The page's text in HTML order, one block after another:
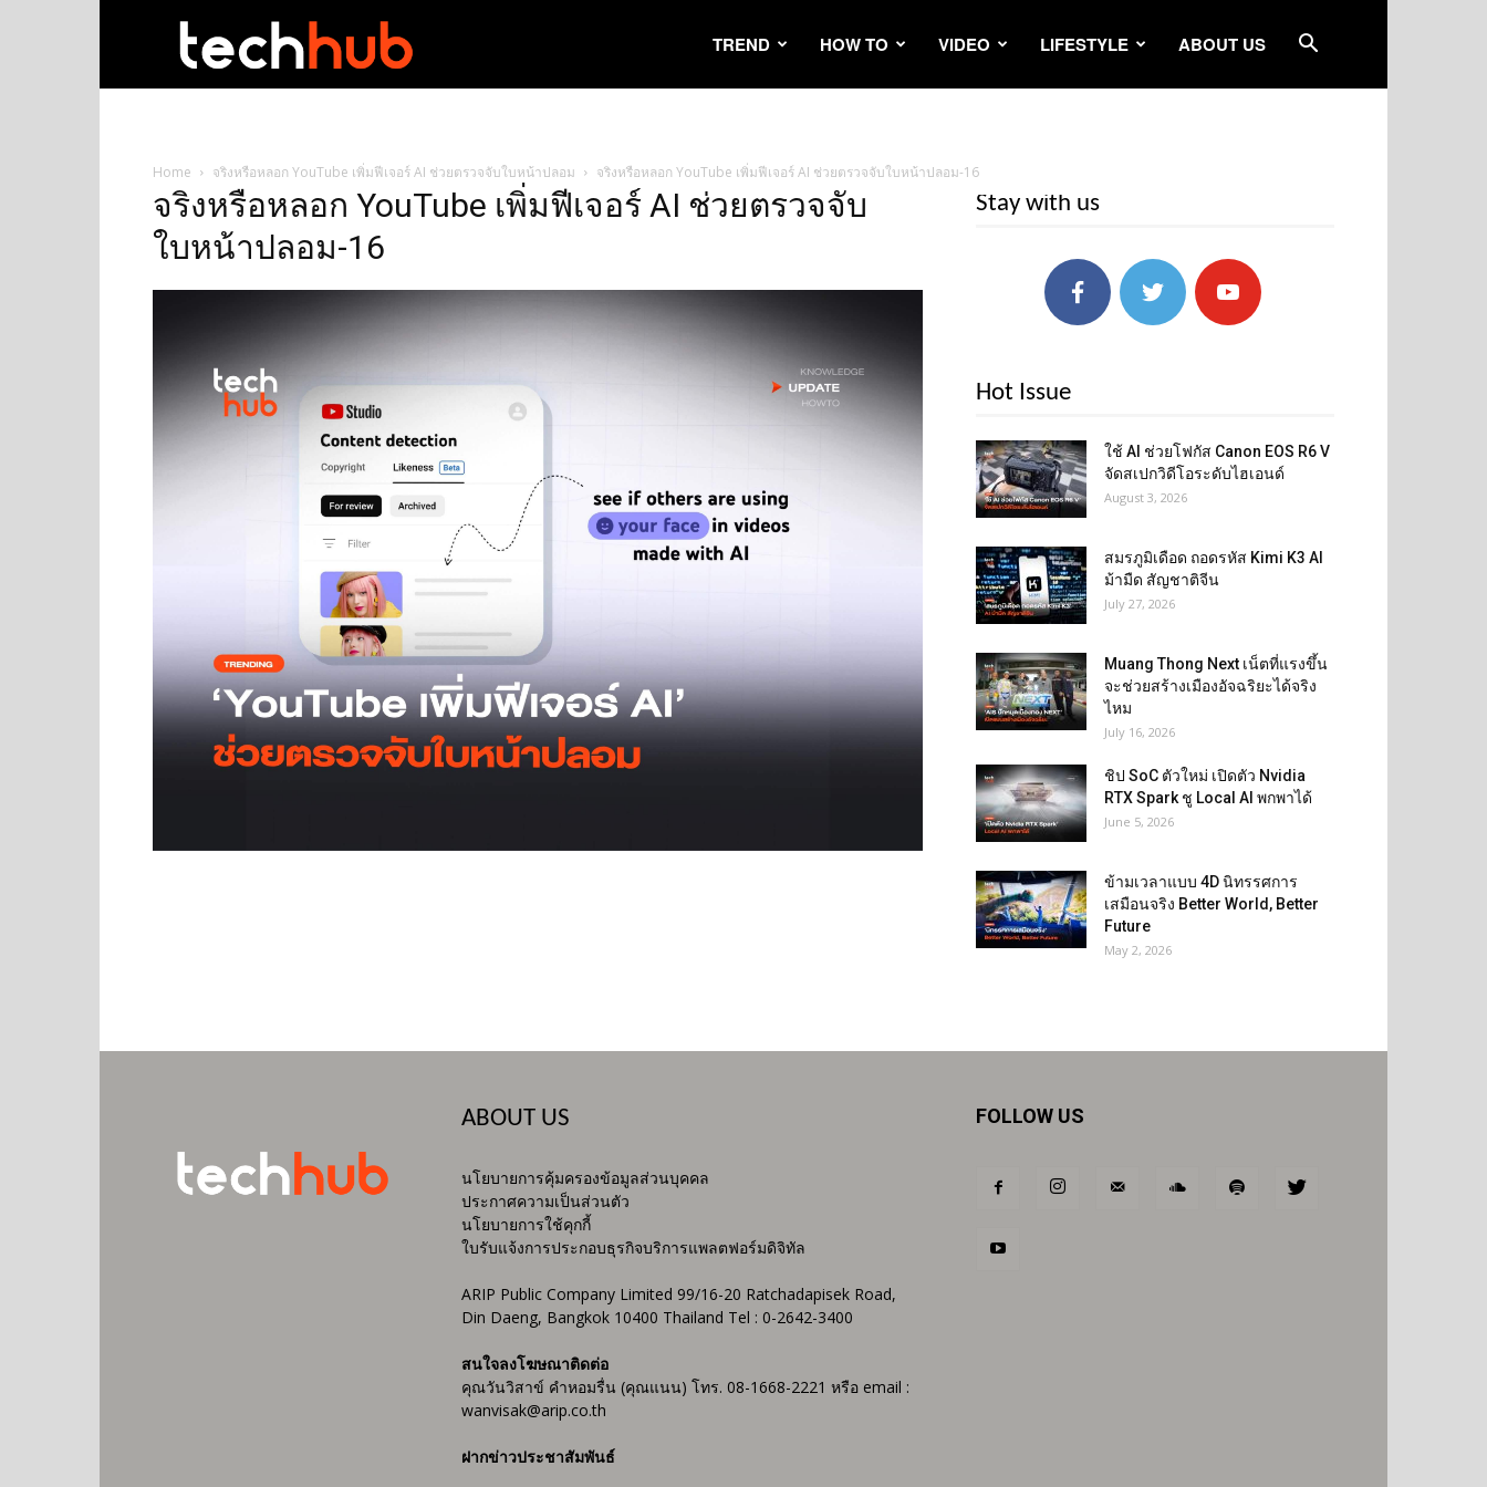
TREND HOW TO VIDEO LIFESTYLE ABOUT US
Home จริงหรือหลอก YouTube เพิ่มฟีเจอร์ AI ช่วยตรวจจับใบหน้าปลอม จริงหรือหลอก YouTube เพิ่มฟีเจอร์ AI ช่วยตรวจจับใบหน้าปลอม-16
จริงหรือหลอก YouTube เพิ่มฟีเจอร์ AI ช่วยตรวจจับ
ใบหน้าปลอม-16
Stay with us
Hot Issue
ใช้ AI ช่วยโฟกัส Canon EOS R6 V
จัดสเปกวิดีโอระดับไฮเอนด์
August 3, 2026
สมรภูมิเดือด ถอดรหัส Kimi K3 AI
ม้ามืด สัญชาติจีน
July 27, 2026
Muang Thong Next เน็ตที่แรงขึ้น
จะช่วยสร้างเมืองอัจฉริยะได้จริง
ไหม
July 16, 2026
ชิป SoC ตัวใหม่ เปิดตัว Nvidia
RTX Spark ชู Local AI พกพาได้
June 5, 2026
ข้ามเวลาแบบ 4D นิทรรศการ
เสมือนจริง Better World, Better
Future
May 2, 2026
ABOUT US
นโยบายการคุ้มครองข้อมูลส่วนบุคคล
ประกาศความเป็นส่วนตัว
นโยบายการใช้คุกกี้
ใบรับแจ้งการประกอบธุรกิจบริการแพลตฟอร์มดิจิทัล
ARIP Public Company Limited 99/16-20 Ratchadapisek Road,
Din Daeng, Bangkok 10400 Thailand Tel : 0-2642-3400
สนใจลงโฆษณาติดต่อ
คุณวันวิสาข์ คำหอมรื่น (คุณแนน) โทร. 08-1668-2221 หรือ email :
wanvisak@arip.co.th
ฝากข่าวประชาสัมพันธ์
FOLLOW US